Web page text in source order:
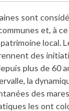
sont
et, à
local.
des
plus de 60
la
des
les ont